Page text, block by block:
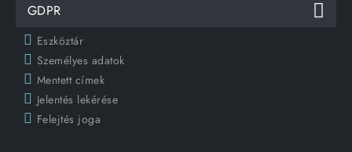
GDPR
Eszköztár
Személyes adatok
Mentett címek
Jelentés lekérése
Felejtés joga